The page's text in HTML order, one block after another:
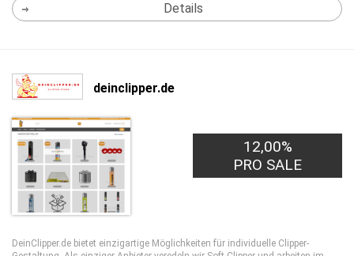
Details
deinclipper.de
12,00%
PRO SALE
DeinClipper.de bietet einzigartige Möglichkeiten für individuelle Clipper-